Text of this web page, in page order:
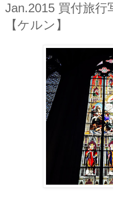
Jan.2015 買付旅行
【ケルン】